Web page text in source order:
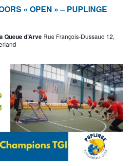
« OPEN » – PUPLINGE
Queue d’Arve Rue François-Dussaud 12,